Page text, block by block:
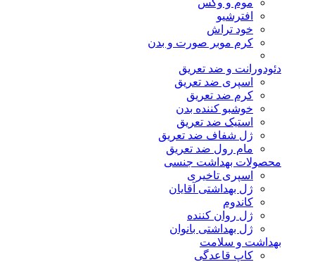
موم و وکس
افترشیو
خود تراش
کرم موبر صورت و بدن
دئودورانت و ضد تعریق
اسپری ضد تعریق
کرم ضد تعریق
خوشبو کننده بدن
استیک ضد تعریق
ژل شفاف ضد تعریق
مام رول ضد تعریق
محصولات بهداشت جنسی
اسپری تاخیری
ژل بهداشتی آقایان
کاندوم
ژل روان کننده
ژل بهداشتی بانوان
بهداشت و سلامت
کاپ قاعدگی